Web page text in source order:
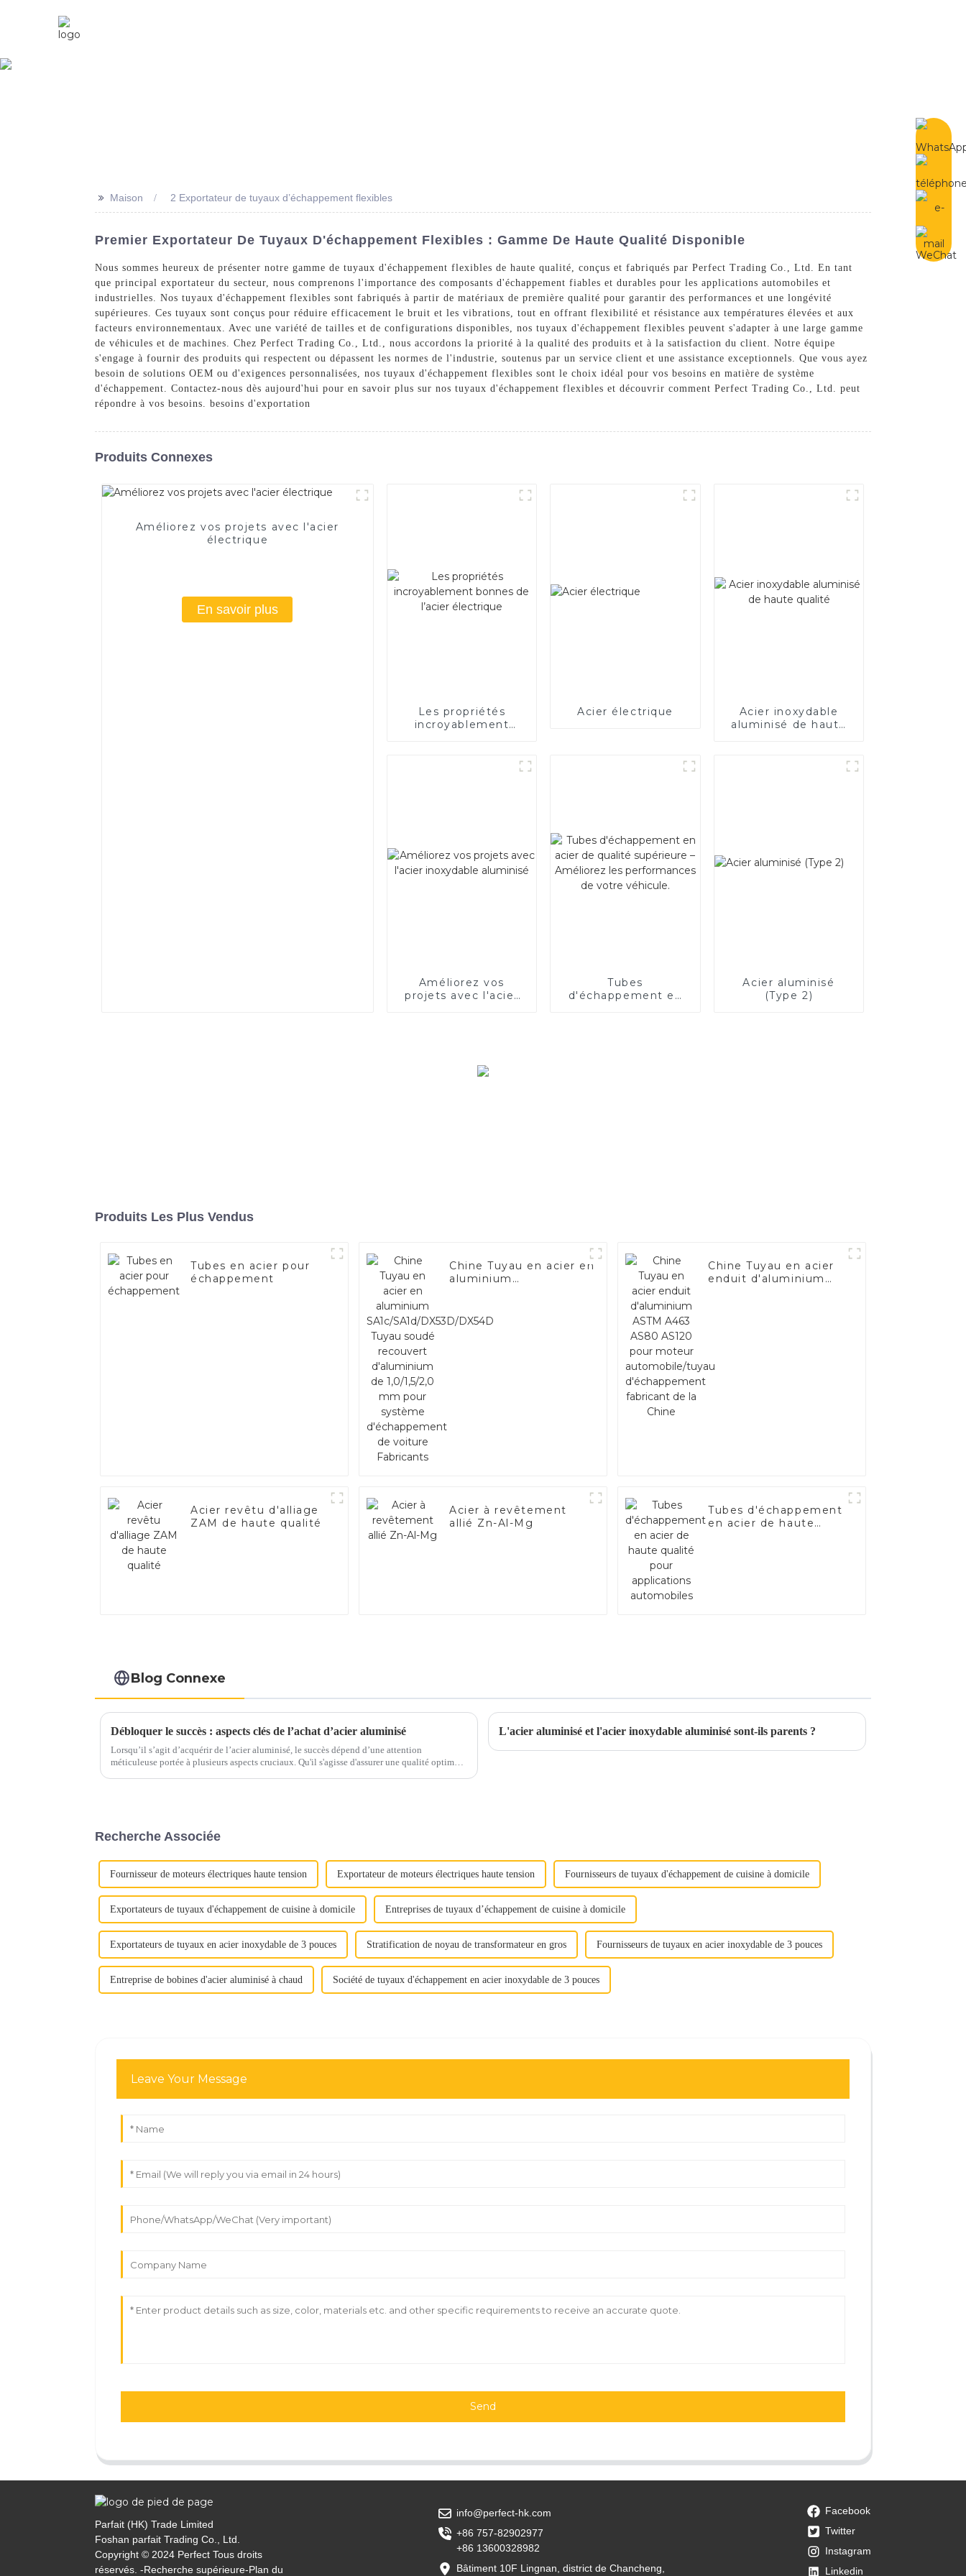
>> Maison 2 Exportateur de tuyaux d’échappement flexibles
Premier Exportateur De Tuyaux D'échappement Flexibles : Gamme De Haute Qualité Disponible
Nous sommes heureux de présenter notre gamme de tuyaux d'échappement flexibles de haute qualité, conçus et fabriqués par Perfect Trading Co., Ltd. En tant
que principal exportateur du secteur, nous comprenons l'importance des composants d'échappement fiables et durables pour les applications automobiles et
industrielles. Nos tuyaux d'échappement flexibles sont fabriqués à partir de matériaux de première qualité pour garantir des performances et une longévité
supérieures. Ces tuyaux sont conçus pour réduire efficacement le bruit et les vibrations, tout en offrant flexibilité et résistance aux températures élevées et aux
facteurs environnementaux. Avec une variété de tailles et de configurations disponibles, nos tuyaux d'échappement flexibles peuvent s'adapter à une large gamme
de véhicules et de machines. Chez Perfect Trading Co., Ltd., nous accordons la priorité à la qualité des produits et à la satisfaction du client. Notre équipe
s'engage à fournir des produits qui respectent ou dépassent les normes de l'industrie, soutenus par un service client et une assistance exceptionnels. Que vous ayez
besoin de solutions OEM ou d'exigences personnalisées, nos tuyaux d'échappement flexibles sont le choix idéal pour vos besoins en matière de système
d'échappement. Contactez-nous dès aujourd'hui pour en savoir plus sur nos tuyaux d'échappement flexibles et découvrir comment Perfect Trading Co., Ltd. peut
répondre à vos besoins. besoins d'exportation
Produits Connexes
Améliorez vos projets avec l'acier
électrique
En savoir plus
Les propriétés
incroyablement
Acier électrique
Acier inoxydable
aluminisé de haute
Améliorez vos
projets avec l'acier
Tubes
d'échappement en
Acier aluminisé
(Type 2)
Produits Les Plus Vendus
Tubes en acier pour
échappement
Chine Tuyau en acier en
aluminium
d'aluminium de
Chine Tuyau en acier
enduit d'aluminium
Acier revêtu d'alliage
ZAM de haute qualité
Acier à revêtement
allié Zn-Al-Mg
Tubes d'échappement
en acier de haute
Blog Connexe
Débloquer le succès : aspects clés de l’achat d’acier aluminisé
Lorsqu’il s’agit d’acquérir de l’acier aluminisé, le succès dépend d’une attention
méticuleuse portée à plusieurs aspects cruciaux. Qu'il s'agisse d'assurer une qualité optimale
L'acier aluminisé et l'acier inoxydable aluminisé sont-ils parents ?
Recherche Associée
Fournisseur de moteurs électriques haute tension Exportateur de moteurs électriques haute tension Fournisseurs de tuyaux d'échappement de cuisine à domicile
Exportateurs de tuyaux d'échappement de cuisine à domicile Entreprises de tuyaux d’échappement de cuisine à domicile
Exportateurs de tuyaux en acier inoxydable de 3 pouces Stratification de noyau de transformateur en gros Fournisseurs de tuyaux en acier inoxydable de 3 pouces
Entreprise de bobines d'acier aluminisé à chaud Société de tuyaux d'échappement en acier inoxydable de 3 pouces
Leave Your Message
Send
Parfait (HK) Trade Limited
Foshan parfait Trading Co., Ltd.
Copyright © 2024 Perfect Tous droits
réservés. -Recherche supérieure-Plan du
info@perfect-hk.com
+86 757-82902977
+86 13600328982
Bâtiment 10F Lingnan, district de Chancheng,
Facebook
Twitter
Instagram
Linkedin